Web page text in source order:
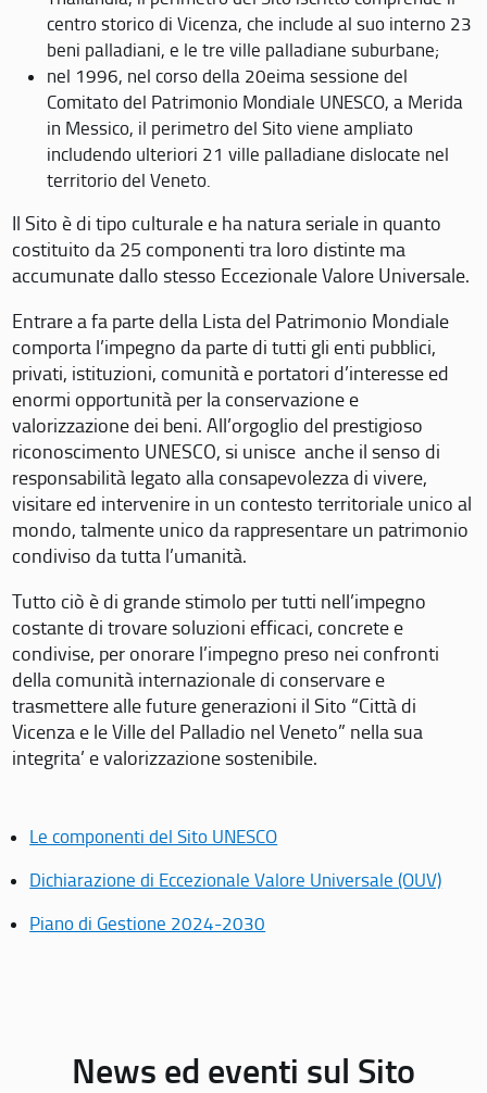
centro storico di Vicenza, che include al suo interno 23
beni palladiani, e le tre ville palladiane suburbane;
nel 1996, nel corso della 20eima sessione del
Comitato del Patrimonio Mondiale UNESCO, a Merida
in Messico, il perimetro del Sito viene ampliato
includendo ulteriori 21 ville palladiane dislocate nel
territorio del Veneto.
Il Sito è di tipo culturale e ha natura seriale in quanto
costituito da 25 componenti tra loro distinte ma
accumunate dallo stesso Eccezionale Valore Universale.
Entrare a fa parte della Lista del Patrimonio Mondiale
comporta l’impegno da parte di tutti gli enti pubblici,
privati, istituzioni, comunità e portatori d’interesse ed
enormi opportunità per la conservazione e
valorizzazione dei beni. All’orgoglio del prestigioso
riconoscimento UNESCO, si unisce anche il senso di
responsabilità legato alla consapevolezza di vivere,
visitare ed intervenire in un contesto territoriale unico al
mondo, talmente unico da rappresentare un patrimonio
condiviso da tutta l’umanità.
Tutto ciò è di grande stimolo per tutti nell’impegno
costante di trovare soluzioni efficaci, concrete e
condivise, per onorare l’impegno preso nei confronti
della comunità internazionale di conservare e
trasmettere alle future generazioni il Sito “Città di
Vicenza e le Ville del Palladio nel Veneto” nella sua
integrita’ e valorizzazione sostenibile.
Le componenti del Sito UNESCO
Dichiarazione di Eccezionale Valore Universale (OUV)
Piano di Gestione 2024-2030
News ed eventi sul Sito